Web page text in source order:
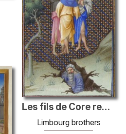
Les fils de Core remercient Dieu pour leur salut
Limbourg brothers